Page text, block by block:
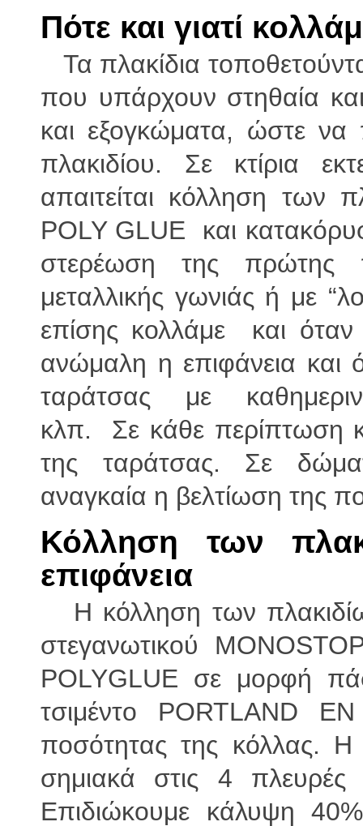
Πότε και γιατί
Τα πλακίδια
που υπάρχουν στηθαία
και εξογκώματα, ώστε να
πλακιδίου. Σε κτίρια
απαιτείται κόλληση των
POLY GLUE και
στερέωση της πρώτης
μεταλλικής γωνιάς ή με
επίσης κολλάμε και όταν
ανώμαλη η επιφάνεια και
ταράτσας με καθημερινή
κλπ. Σε κάθε περίπτωση
της ταράτσας. Σε
αναγκαία η βελτίωση της
Κόλληση των
επιφάνεια
Η κόλληση των
στεγανωτικού
POLYGLUE σε μορφή
τσιμέντο PORTLAND
ποσότητας της κόλλας. Η
σημιακά στις 4 πλευρές
Επιδιώκουμε κάλυψη